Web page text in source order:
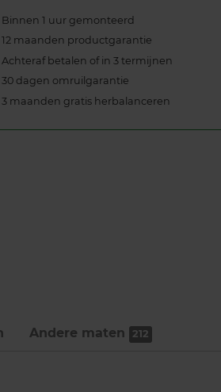
Binnen 1 uur gemonteerd
12 maanden productgarantie
Achteraf betalen of in 3 termijnen
30 dagen omruilgarantie
3 maanden gratis herbalanceren
Andere maten 212